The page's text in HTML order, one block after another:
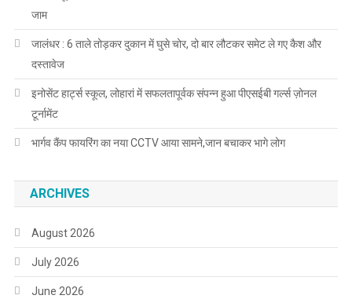
जाम
जालंधर : 6 ताले तोड़कर दुकान में घुसे चोर, दो बार लौटकर समेट ले गए कैश और
दस्तावेज
इनोसेंट हार्ट्स स्कूल, लोहारां में सफलतापूर्वक संपन्न हुआ पीएसईबी गर्ल्स ज़ोनल
टूर्नामेंट
भार्गव कैंप फायरिंग का नया CCTV आया सामने,जान बचाकर भागे लोग
ARCHIVES
August 2026
July 2026
June 2026